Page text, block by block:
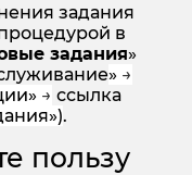
задания
в
задания»
» →
→ ссылка
.
пользу